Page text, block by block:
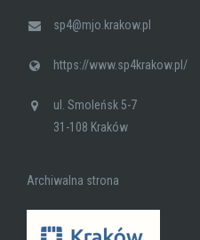
sp4@mjo.krakow.pl
https://www.sp4krakow.pl/
ul. Smoleńsk 5-7
31-108 Kraków
Archiwalna strona